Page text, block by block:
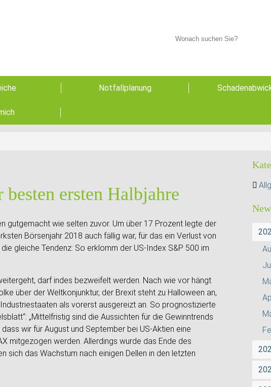
Notfallplanung
ersten Halbjahre
gutgemacht wie selten zuvor. Um über 17 Prozent legte der
Börsenjahr 2018 auch fällig war, für das ein Verlust von
gleiche Tendenz: So erklomm der US-Index S&P 500 im
darf indes bezweifelt werden. Nach wie vor hängt
über der Weltkonjunktur, der Brexit steht zu Halloween an,
als vorerst ausgereizt an. So prognostizierte
„Mittelfristig sind die Aussichten für die Gewinntrends
wir für August und September bei US-Aktien eine
mitgezogen werden. Allerdings wurde das Ende des
sich das Wachstum nach einigen Dellen in den letzten